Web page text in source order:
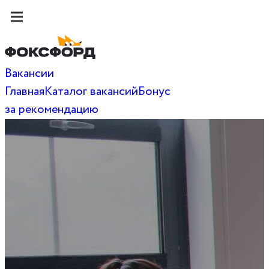
Вакансии
ГлавнаяКаталог вакансийБонус
за рекомендацию